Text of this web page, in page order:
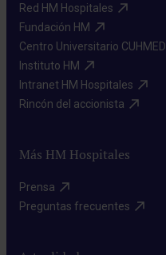
Red HM Hospitales​
Fundación HM​
Centro Universitario CUHMED​
Instituto HM​
Intranet HM Hospitales​
Rincón del accionista​
Más HM Hospitales
Prensa​
Preguntas frecuentes​